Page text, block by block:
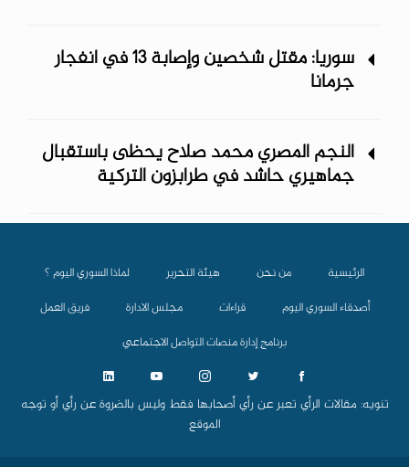
سوريا: مقتل شخصين وإصابة 13 في انفجار
جرمانا
النجم المصري محمد صلاح يحظى باستقبال
جماهيري حاشد في طرابزون التركية
الرئيسية من نحن هيئة التحرير
لماذا السوري اليوم ؟
أصدقاء السوري اليوم
قراءات مجلس الادارة
فريق العمل
برنامج إدارة منصات التواصل الاجتماعي
تنويه: مقالات الرأي تعبر عن رأي أصحابها فقط وليس بالضروة عن رأي أو توجه
الموقع